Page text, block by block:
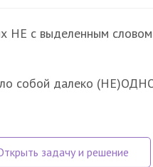
НЕ с выделенным
собой далеко